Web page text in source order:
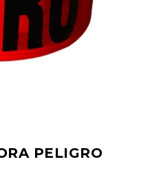
PELIGRO